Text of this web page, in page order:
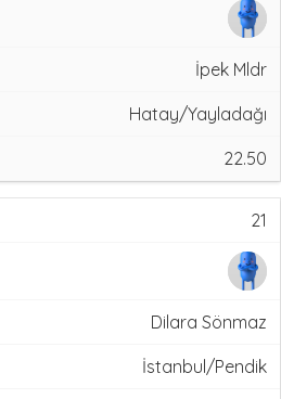
İpek Mldr
Hatay/Yayladağı
22.50
21
Dilara Sönmaz
İstanbul/Pendik